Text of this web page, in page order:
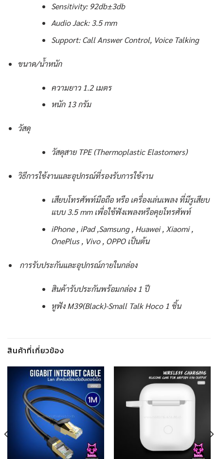
Sensitivity: 92db±3db
Audio Jack: 3.5 mm
Support: Call Answer Control, Voice Talking
ขนาด/น้ำหนัก
ความยาว 1.2 เมตร
หนัก 13 กรัม
วัสดุ
วัสดุสาย TPE (Thermoplastic Elastomers)
วิธีการใช้งานและอุปกรณ์ที่รองรับการใช้งาน
เสียบโทรศัพท์มือถือ หรือ เครื่องเล่นเพลง ที่มีรูเสียบ
แบบ 3.5 mm เพื่อใช้ฟังเพลงหรือคุยโทรศัพท์
iPhone , iPad ,Samsung , Huawei , Xiaomi ,
OnePlus , Vivo , OPPO เป็นต้น
การรับประกันและอุปกรณ์ภายในกล่อง
สินค้ารับประกันพร้อมกล่อง 1 ปี
หูฟัง M39(Black)-Small Talk Hoco 1 ชิ้น
สินค้าที่เกี่ยวข้อง